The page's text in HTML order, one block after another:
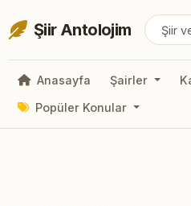
Şiir Antolojim
Anasayfa Şairler
Popüler Konular